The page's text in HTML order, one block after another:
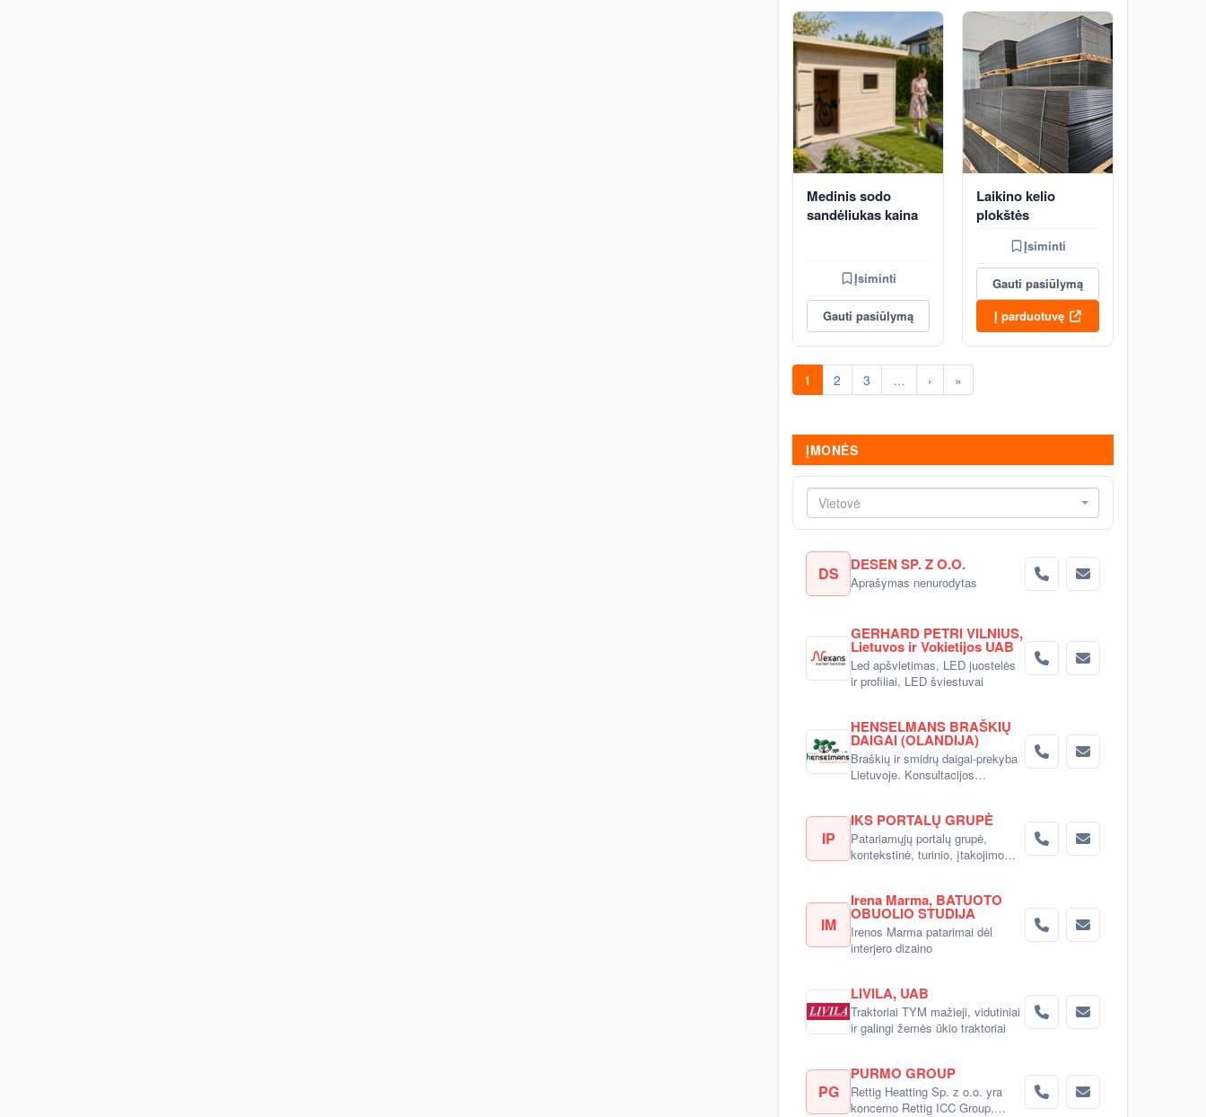
Medinis sodo
sandėliukas kaina
Įsiminti
Gauti pasiūlymą
Laikino kelio
plokštės
Įsiminti
Gauti pasiūlymą
Į parduotuvę
1 2 3 … › »
ĮMONĖS
Vietovė
DS DESEN SP. Z O.O.
Aprašymas nenurodytas
GERHARD PETRI VILNIUS,
Lietuvos ir Vokietijos UAB
Led apšvietimas, LED juostelės
ir profiliai, LED šviestuvai
HENSELMANS BRAŠKIŲ
DAIGAI (OLANDIJA)
Braškių ir smidrų daigai-prekyba
Lietuvoje. Konsultacijos
IP
IKS PORTALŲ GRUPĖ
Patariamųjų portalų grupė,
kontekstinė, turinio, įtakojimo
IM
Irena Marma, BATUOTO
OBUOLIO STUDIJA
Irenos Marma patarimai dėl
interjero dizaino
LIVILA, UAB
Traktoriai TYM mažieji, vidutiniai
ir galingi žemės ūkio traktoriai
PG
PURMO GROUP
Rettig Heatting Sp. z o.o. yra
koncerno Rettig ICC Group,